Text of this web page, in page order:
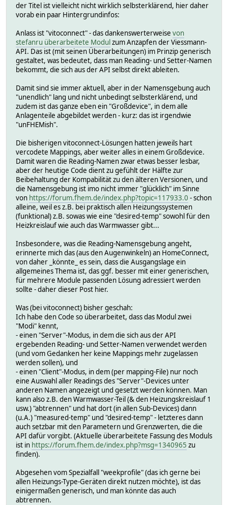
der Titel ist vielleicht nicht wirklich selbsterklärend, hier daher
vorab ein paar Hintergrundinfos:
Anlass ist "vitoconnect" - das dankenswerterweise von
stefanru überarbeitete Modulzum Anzapfen der Viessmann-
API. Das ist (mit seinen Überarbeitungen) im Prinzip generisch
gestaltet, was bedeutet, dass man Reading- und Setter-Namen
bekommt, die sich aus der API selbst direkt ableiten.
Damit sind sie immer aktuell, aber in der Namensgebung auch
"unendlich" lang und nicht unbedingt selbsterklärend, und
zudem ist das ganze eben ein "Großdevice", in dem alle
Anlagenteile abgebildet werden - kurz: das ist irgendwie
"unFHEMish".
Die bisherigen vitoconnect-Lösungen hatten jeweils hart
vercodete Mappings, aber weiter alles in einem Großdevice.
Damit waren die Reading-Namen zwar etwas besser lesbar,
aber der heutige Code dient zu gefühlt der Hälfte zur
Beibehaltung der Kompabilität zu den älteren Versionen, und
die Namensgebung ist imo nicht immer "glücklich" im Sinne
von https://forum.fhem.de/index.php?topic=117933.0 - schon
alleine, weil es z.B. bei praktisch allen Heizungssystemen
(funktional) z.B. sowas wie eine "desired-temp" sowohl für den
Heizkreislauf wie auch das Warmwasser gibt...
Insbesondere, was die Reading-Namensgebung angeht,
erinnerte mich das (aus den Augenwinkeln) an HomeConnect,
von daher _könnte_ es sein, dass die Ausgangslage ein
allgemeines Thema ist, das ggf. besser mit einer generischen,
für mehrere Module passenden Lösung adressiert werden
sollte - daher dieser Post hier.
Was (bei vitoconnect) bisher geschah:
Ich habe den Code so überarbeitet, dass das Modul zwei
"Modi" kennt,
- einen "Server"-Modus, in dem die sich aus der API
ergebenden Reading- und Setter-Namen verwendet werden
(und vom Gedanken her keine Mappings mehr zugelassen
werden sollen), und
- einen "Client"-Modus, in dem (per mapping-File) nur noch
eine Auswahl aller Readings des "Server"-Devices unter
anderen Namen angezeigt und gesetzt werden können. Man
kann also z.B. den Warmwasser-Teil (& den Heizungskreislauf 1
usw.) "abtrennen" und hat dort (in allen Sub-Devices) dann
(u.A.) "measured-temp" und "desired-temp" - letzteres dann
auch setzbar mit den Parametern und Grenzwerten, die die
API dafür vorgibt. (Aktuelle überarbeitete Fassung des Moduls
ist in https://forum.fhem.de/index.php?msg=1340965 zu
finden).
Abgesehen vom Spezialfall "weekprofile" (das ich gerne bei
allen Heizungs-Type-Geräten direkt nutzen möchte), ist das
einigermaßen generisch, und man könnte das auch
abtrennen.